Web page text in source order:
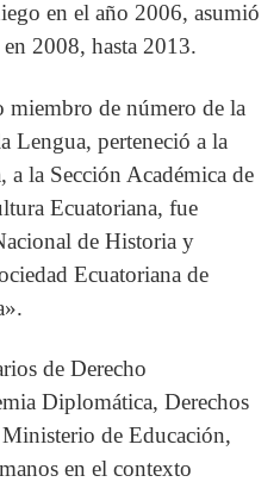
en el año 2006, asumió
2008, hasta 2013.
miembro de número de la
Lengua, perteneció a la
la Sección Académica de
Ecuatoriana, fue
de Historia y
Ecuatoriana de
de Derecho
Diplomática, Derechos
de Educación,
en el contexto